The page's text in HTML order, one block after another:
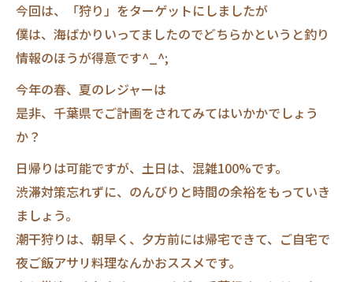
今回は、「狩り」をターゲットにしましたが
僕は、海ばかりいってましたのでどちらかというと釣り
情報のほうが得意です^_^;
今年の春、夏のレジャーは
是非、千葉県でご計画をされてみてはいかかでしょう
か？
日帰りは可能ですが、土日は、混雑100%です。
渋滞対策忘れずに、のんびりと時間の余裕をもっていき
ましょう。
潮干狩りは、朝早く、夕方前には帰宅できて、ご自宅で
夜ご飯アサリ料理なんかおススメです。